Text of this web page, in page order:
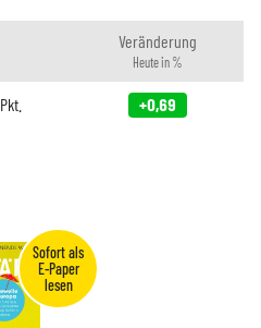
Veränderung
Heute in %
Pkt. +0,69